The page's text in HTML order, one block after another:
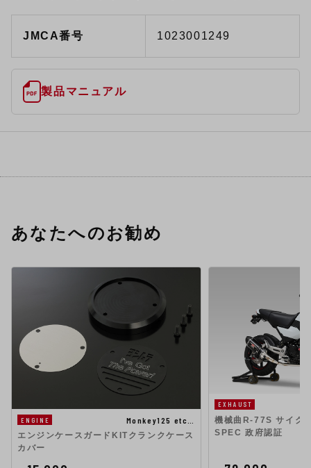
JMCA番号 1023001249
製品マニュアル
あなたへのお勧め
ENGINE
Monkey125 etc…
エンジンケースガードKITクランクケース
カバー
EXHAUST
機械曲R-77S サイク
SPEC 政府認証